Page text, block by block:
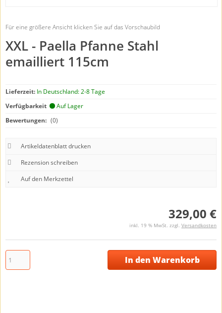
Für eine größere Ansicht klicken Sie auf das Vorschaubild
XXL - Paella Pfanne Stahl
emailliert 115cm
Lieferzeit: In Deutschland: 2-8 Tage
Verfügbarkeit
Auf Lager
Bewertungen: (0)
Artikeldatenblatt drucken
Rezension schreiben
329,00 €
inkl. 19 % MwSt. zzgl. Versandkosten
In den Warenkorb